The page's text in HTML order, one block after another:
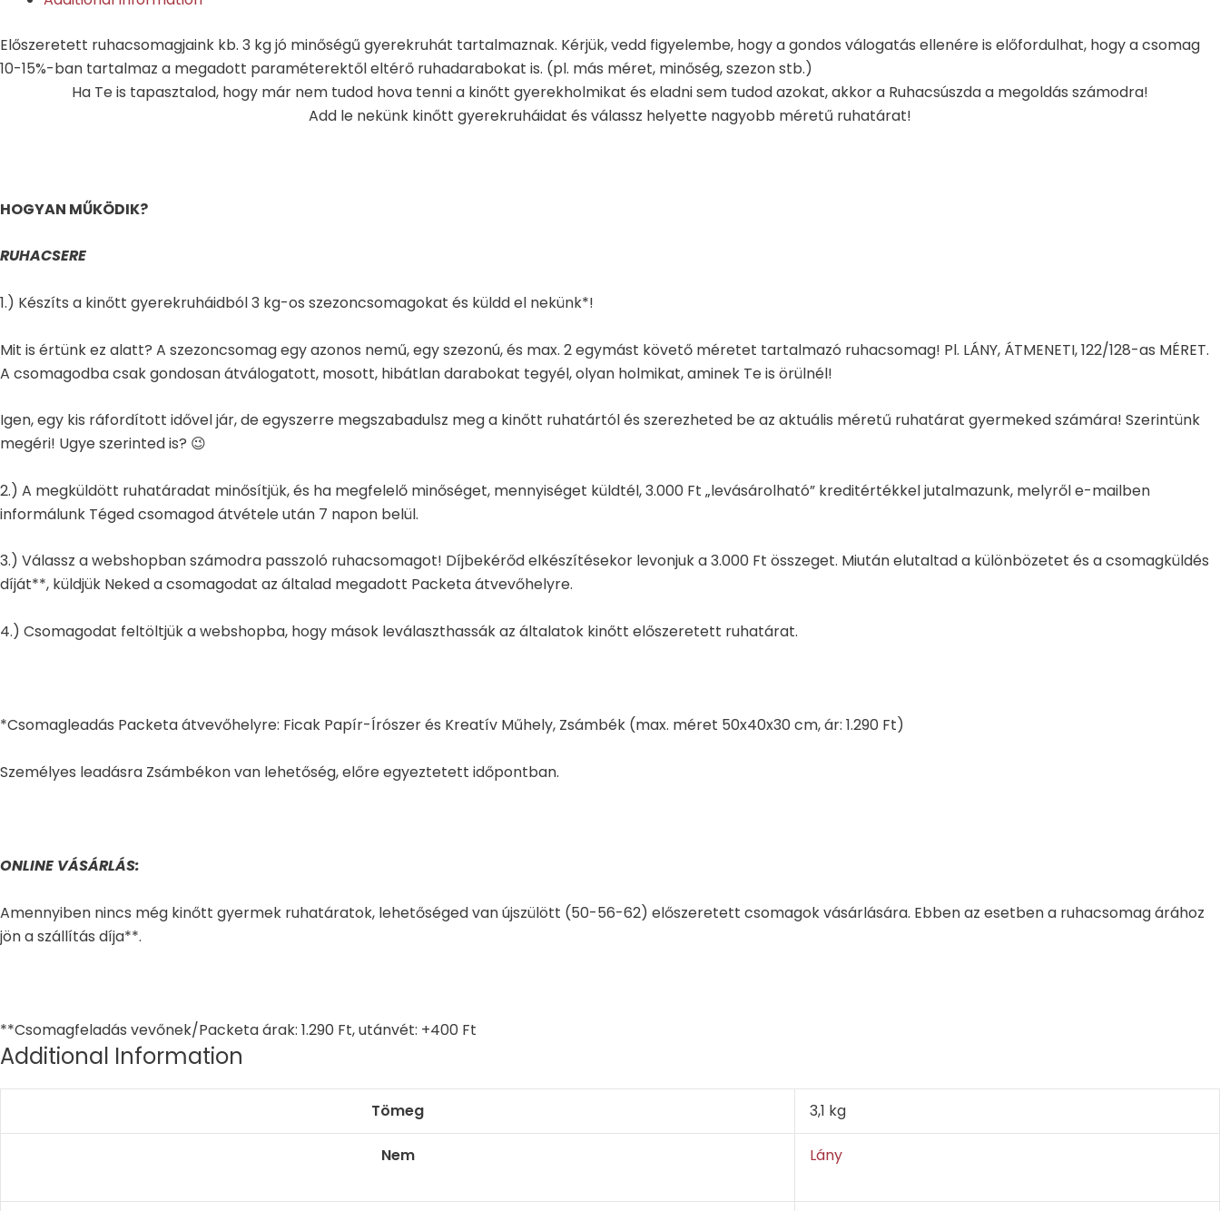
Előszeretett ruhacsomagjaink kb. 3 kg jó minőségű gyerekruhát tartalmaznak. Kérjük, vedd figyelembe, hogy a gondos válogatás ellenére is előfordulhat, hogy a csomag
10-15%-ban tartalmaz a megadott paraméterektől eltérő ruhadarabokat is. (pl. más méret, minőség, szezon stb.)
Ha Te is tapasztalod, hogy már nem tudod hova tenni a kinőtt gyerekholmikat és eladni sem tudod azokat, akkor a Ruhacsúszda a megoldás számodra!
Add le nekünk kinőtt gyerekruháidat és válassz helyette nagyobb méretű ruhatárat!
HOGYAN MŰKÖDIK?
RUHACSERE
1.) Készíts a kinőtt gyerekruháidból 3 kg-os szezoncsomagokat és küldd el nekünk*!
Mit is értünk ez alatt? A szezoncsomag egy azonos nemű, egy szezonú, és max. 2 egymást követő méretet tartalmazó ruhacsomag! Pl. LÁNY, ÁTMENETI, 122/128-as MÉRET.
A csomagodba csak gondosan átválogatott, mosott, hibátlan darabokat tegyél, olyan holmikat, aminek Te is örülnél!
Igen, egy kis ráfordított idővel jár, de egyszerre megszabadulsz meg a kinőtt ruhatártól és szerezheted be az aktuális méretű ruhatárat gyermeked számára! Szerintünk
megéri! Ugye szerinted is? 😉
2.) A megküldött ruhatáradat minősítjük, és ha megfelelő minőséget, mennyiséget küldtél, 3.000 Ft „levásárolható” kreditértékkel jutalmazunk, melyről e-mailben
informálunk Téged csomagod átvétele után 7 napon belül.
3.) Válassz a webshopban számodra passzoló ruhacsomagot! Díjbekérőd elkészítésekor levonjuk a 3.000 Ft összeget. Miután elutaltad a különbözetet és a csomagküldés
díját**, küldjük Neked a csomagodat az általad megadott Packeta átvevőhelyre.
4.) Csomagodat feltöltjük a webshopba, hogy mások leválaszthassák az általatok kinőtt előszeretett ruhatárat.
*Csomagleadás Packeta átvevőhelyre: Ficak Papír-Írószer és Kreatív Műhely, Zsámbék (max. méret 50x40x30 cm, ár: 1.290 Ft)
Személyes leadásra Zsámbékon van lehetőség, előre egyeztetett időpontban.
ONLINE VÁSÁRLÁS:
Amennyiben nincs még kinőtt gyermek ruhatáratok, lehetőséged van újszülött (50-56-62) előszeretett csomagok vásárlására. Ebben az esetben a ruhacsomag árához
jön a szállítás díja**.
**Csomagfeladás vevőnek/Packeta árak: 1.290 Ft, utánvét: +400 Ft
Additional Information
Tömeg 3,1 kg
Nem Lány